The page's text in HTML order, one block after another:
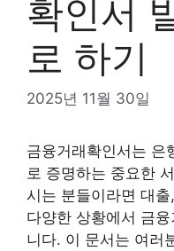
확인서
로 하기
2025년 11월 30일
금융거래확인서는 은
로 증명하는 중요한
시는 분들이라면 대
다양한 상황에서 금
니다. 이 문서는 여러